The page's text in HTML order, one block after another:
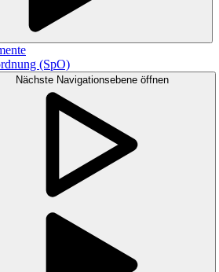
(SpO)
Nächste Navigationsebene öffnen